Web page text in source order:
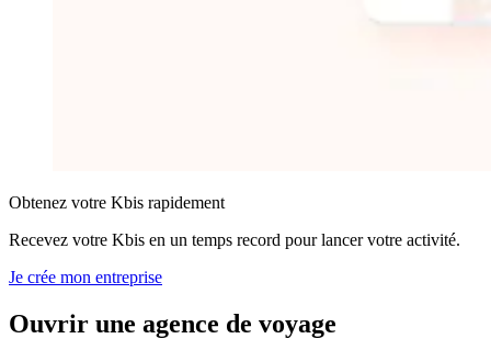
Obtenez votre Kbis rapidement
Recevez votre Kbis en un temps record pour lancer votre activité.
Je crée mon entreprise
Ouvrir une agence de voyage